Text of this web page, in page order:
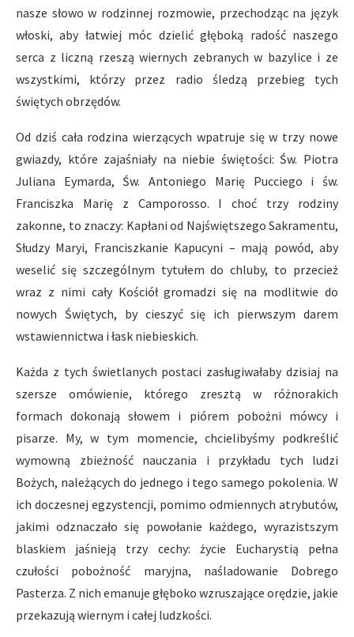
nasze słowo w rodzinnej rozmowie, przechodząc na język
włoski, aby łatwiej móc dzielić głęboką radość naszego
serca z liczną rzeszą wiernych zebranych w bazylice i ze
wszystkimi, którzy przez radio śledzą przebieg tych
świętych obrzędów.
Od dziś cała rodzina wierzących wpatruje się w trzy nowe
gwiazdy, które zajaśniały na niebie świętości: Św. Piotra
Juliana Eymarda, Św. Antoniego Marię Pucciego i św.
Franciszka Marię z Camporosso. I choć trzy rodziny
zakonne, to znaczy: Kapłani od Najświętszego Sakramentu,
Słudzy Maryi, Franciszkanie Kapucyni – mają powód, aby
weselić się szczególnym tytułem do chluby, to przecież
wraz z nimi cały Kościół gromadzi się na modlitwie do
nowych Świętych, by cieszyć się ich pierwszym darem
wstawiennictwa i łask niebieskich.
Każda z tych świetlanych postaci zasługiwałaby dzisiaj na
szersze omówienie, którego zresztą w różnorakich
formach dokonają słowem i piórem pobożni mówcy i
pisarze. My, w tym momencie, chcielibyśmy podkreślić
wymowną zbieżność nauczania i przykładu tych ludzi
Bożych, należących do jednego i tego samego pokolenia. W
ich doczesnej egzystencji, pomimo odmiennych atrybutów,
jakimi odznaczało się powołanie każdego, wyrazistszym
blaskiem jaśnieją trzy cechy: życie Eucharystią pełna
czułości pobożność maryjna, naśladowanie Dobrego
Pasterza. Z nich emanuje głęboko wzruszające orędzie, jakie
przekazują wiernym i całej ludzkości.